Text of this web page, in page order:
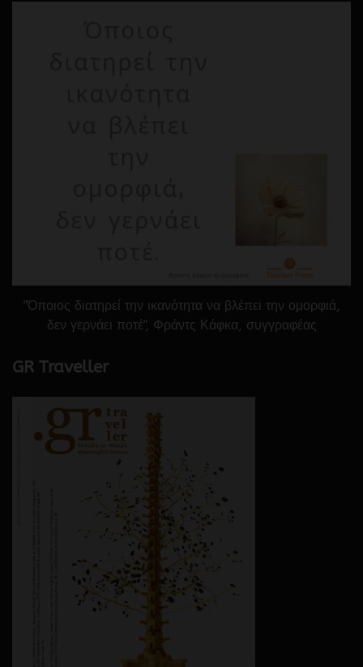
"Όποιος διατηρεί την ικανότητα να βλέπει την ομορφιά,
δεν γερνάει ποτέ", Φράντς Κάφκα, συγγραφέας
GR Traveller